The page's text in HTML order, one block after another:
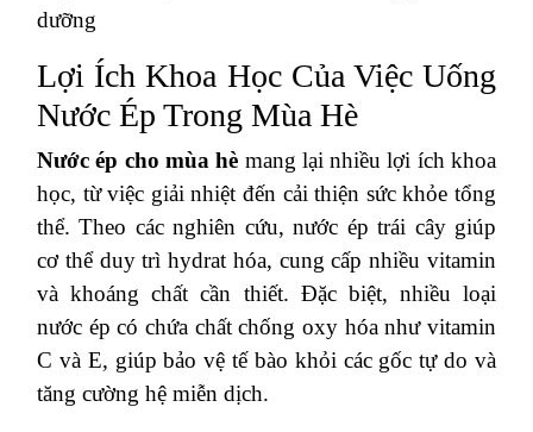
dưỡng
Lợi Ích Khoa Học Của Việc Uống
Nước Ép Trong Mùa Hè
Nước ép cho mùa hè mang lại nhiều lợi ích khoa
học, từ việc giải nhiệt đến cải thiện sức khỏe tổng
thể. Theo các nghiên cứu, nước ép trái cây giúp
cơ thể duy trì hydrat hóa, cung cấp nhiều vitamin
và khoáng chất cần thiết. Đặc biệt, nhiều loại
nước ép có chứa chất chống oxy hóa như vitamin
C và E, giúp bảo vệ tế bào khỏi các gốc tự do và
tăng cường hệ miễn dịch.